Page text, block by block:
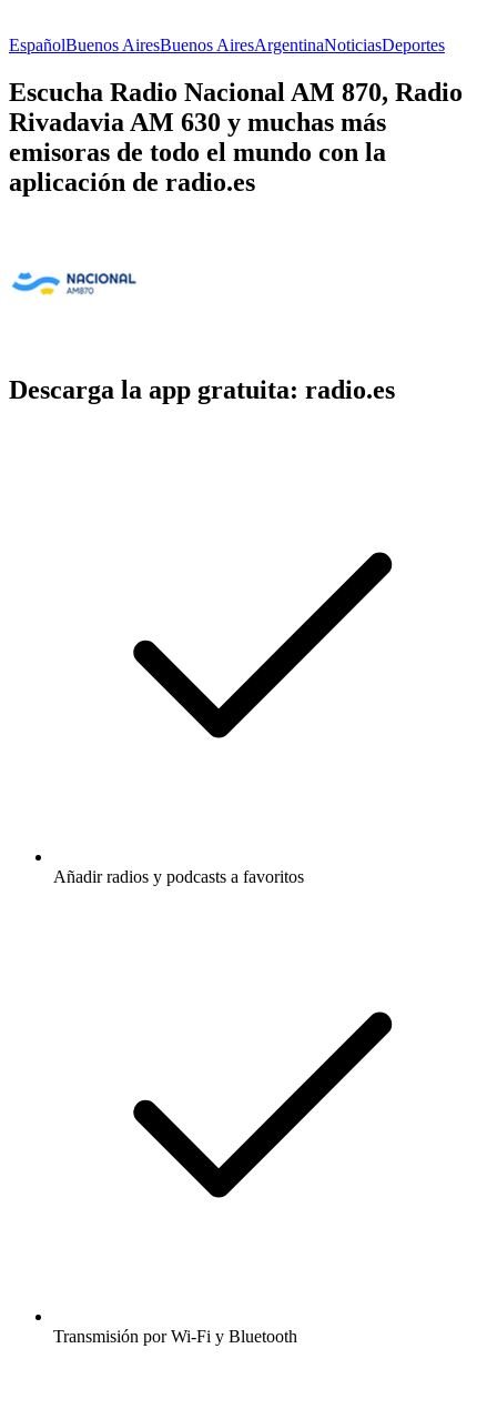
EspañolBuenos AiresBuenos AiresArgentinaNoticiasDeportes
Escucha Radio Nacional AM 870, Radio
Rivadavia AM 630 y muchas más
emisoras de todo el mundo con la
aplicación de radio.es
Descarga la app gratuita: radio.es
Añadir radios y podcasts a favoritos
Transmisión por Wi-Fi y Bluetooth